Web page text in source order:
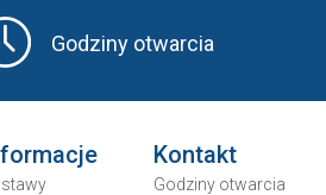
Godziny otwarcia
Kontakt
Godziny otwarcia